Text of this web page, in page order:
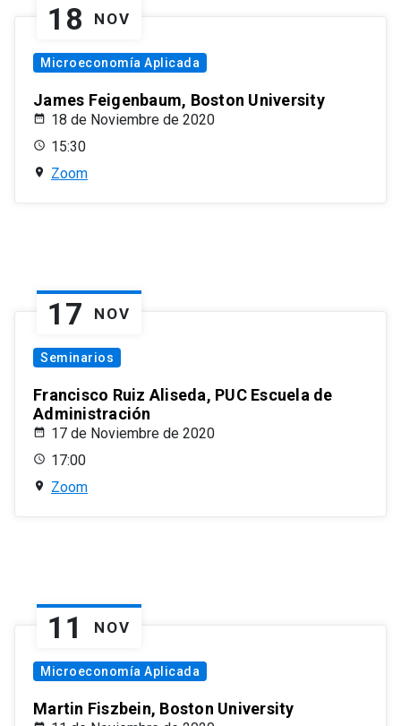
18 NOV
Microeconomía Aplicada
James Feigenbaum, Boston University
18 de Noviembre de 2020
15:30
Zoom
17 NOV
Seminarios
Francisco Ruiz Aliseda, PUC Escuela de
Administración
17 de Noviembre de 2020
17:00
Zoom
11 NOV
Microeconomía Aplicada
Martin Fiszbein, Boston University